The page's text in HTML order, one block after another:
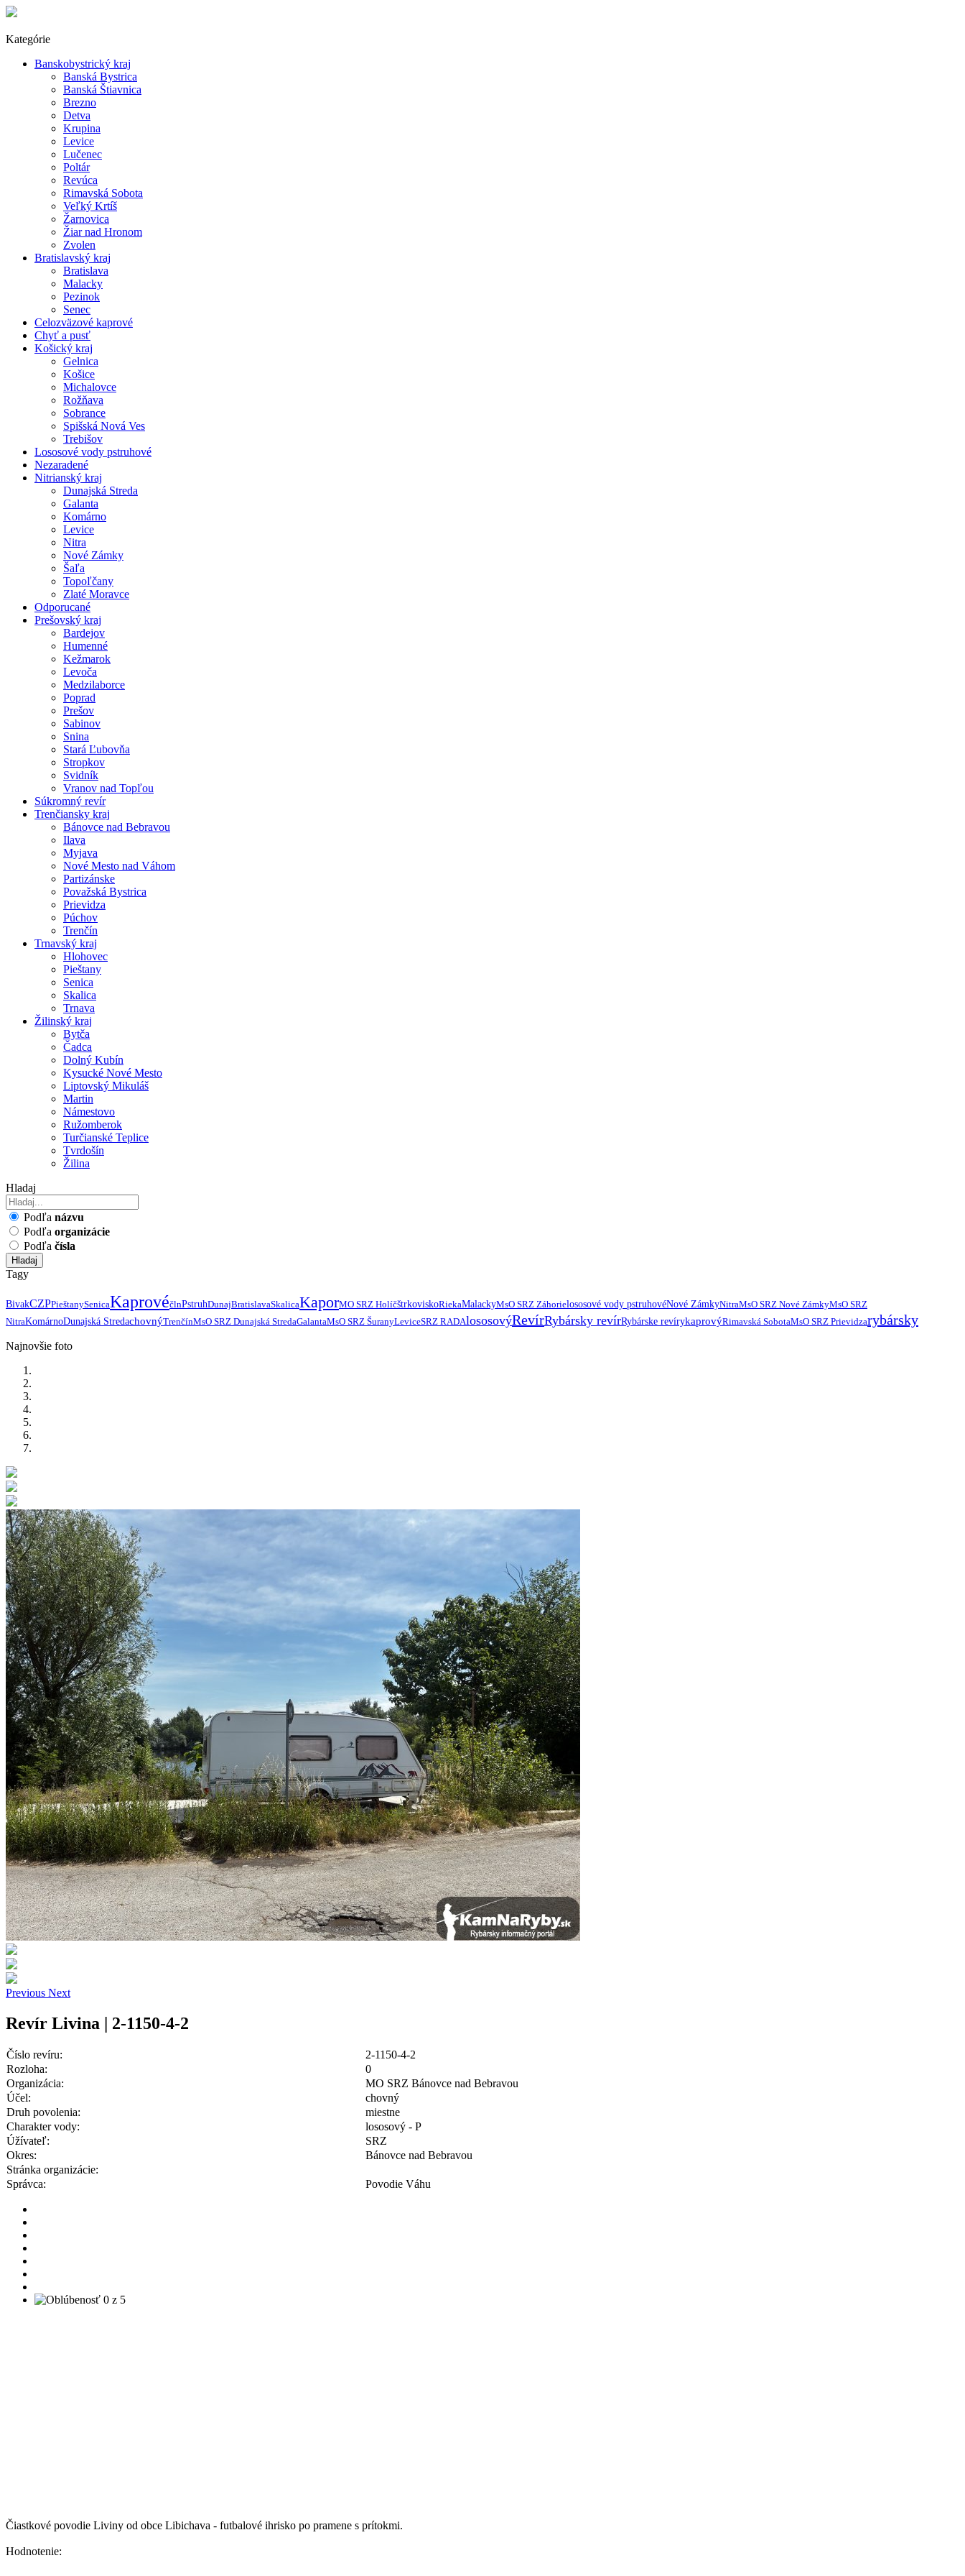
Kategórie
Banskobystrický kraj
Banská Bystrica
Banská Štiavnica
Brezno
Detva
Krupina
Levice
Lučenec
Poltár
Revúca
Rimavská Sobota
Veľký Krtíš
Žarnovica
Žiar nad Hronom
Zvolen
Bratislavský kraj
Bratislava
Malacky
Pezinok
Senec
Celozväzové kaprové
Chyť a pusť
Košický kraj
Gelnica
Košice
Michalovce
Rožňava
Sobrance
Spišská Nová Ves
Trebišov
Lososové vody pstruhové
Nezaradené
Nitrianský kraj
Dunajská Streda
Galanta
Komárno
Levice
Nitra
Nové Zámky
Šaľa
Topoľčany
Zlaté Moravce
Odporucané
Prešovský kraj
Bardejov
Humenné
Kežmarok
Levoča
Medzilaborce
Poprad
Prešov
Sabinov
Snina
Stará Ľubovňa
Stropkov
Svidník
Vranov nad Topľou
Súkromný revír
Trenčiansky kraj
Bánovce nad Bebravou
Ilava
Myjava
Nové Mesto nad Váhom
Partizánske
Považská Bystrica
Prievidza
Púchov
Trenčín
Trnavský kraj
Hlohovec
Pieštany
Senica
Skalica
Trnava
Žilinský kraj
Bytča
Čadca
Dolný Kubín
Kysucké Nové Mesto
Liptovský Mikuláš
Martin
Námestovo
Ružomberok
Turčianské Teplice
Tvrdošín
Žilina
Hladaj
Podľa názvu
Podľa organizácie
Podľa čísla
Hladaj
Tagy
BivakCZPPieštanySenicaKaprovéčlnPstruhDunajBratislavaSkalicaKaporMO SRZ HolíčštrkoviskoRiekaMalackyMsO SRZ Záhorielososové vody pstruhovéNové ZámkyNitraMsO SRZ Nové ZámkyMsO SRZ
NitraKomárnoDunajská StredachovnýTrenčínMsO SRZ Dunajská StredaGalantaMsO SRZ ŠuranyLeviceSRZ RADAlososovýRevírRybársky revírRybárske revírykaprovýRimavská SobotaMsO SRZ Prievidzarybársky
Najnovšie foto
Previous Next
Revír Livina | 2-1150-4-2
Číslo revíru:
2-1150-4-2
Rozloha:
0
Organizácia:
MO SRZ Bánovce nad Bebravou
Účel:
chovný
Druh povolenia:
miestne
Charakter vody:
lososový - P
Úžívateľ:
SRZ
Okres:
Bánovce nad Bebravou
Stránka organizácie:
Správca:
Povodie Váhu
Čiastkové povodie Liviny od obce Libichava - futbalové ihrisko po pramene s prítokmi.
Hodnotenie: